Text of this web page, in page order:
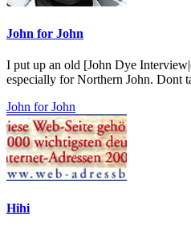
John for John
I put up an old [John Dye
especially for Northern John. Dont
John for John
Hihi